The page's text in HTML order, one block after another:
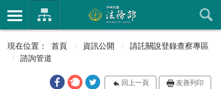
首頁 資訊公開
請託關說登錄查察專區
諮詢管道
回上一頁 友善列印